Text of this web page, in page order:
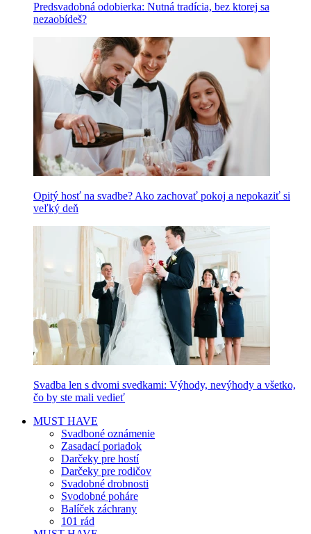
Predsvadobná odobierka: Nutná tradícia, bez ktorej sa
nezaobídeš?
Opitý hosť na svadbe? Ako zachovať pokoj a nepokaziť si
veľký deň
Svadba len s dvomi svedkami: Výhody, nevýhody a všetko,
čo by ste mali vedieť
MUST HAVE
Svadboné oznámenie
Zasadací poriadok
Darčeky pre hostí
Darčeky pre rodičov
Svadobné drobnosti
Svodobné poháre
Balíček záchrany
101 rád